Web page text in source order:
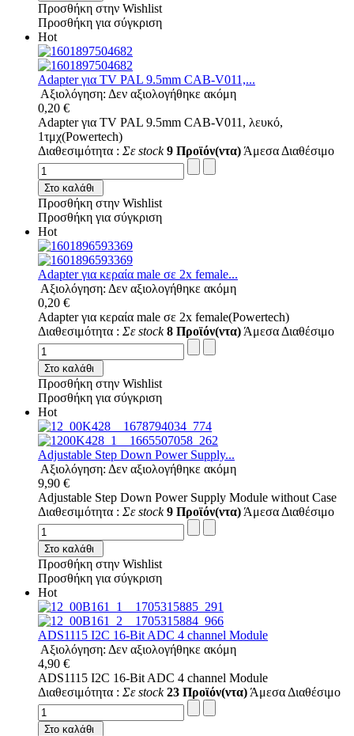
Προσθήκη στην Wishlist
Προσθήκη για σύγκριση
Hot
Adapter για TV PAL 9.5mm CAB-V011,...
Αξιολόγηση: Δεν αξιολογήθηκε ακόμη
0,20 €
Adapter για TV PAL 9.5mm CAB-V011, λευκό,
1τμχ(Powertech)
Διαθεσιμότητα : Σε stock 9 Προϊόν(ντα) Άμεσα Διαθέσιμο
Στο καλάθι
Προσθήκη στην Wishlist
Προσθήκη για σύγκριση
Hot
Adapter για κεραία male σε 2x female...
Αξιολόγηση: Δεν αξιολογήθηκε ακόμη
0,20 €
Adapter για κεραία male σε 2x female(Powertech)
Διαθεσιμότητα : Σε stock 8 Προϊόν(ντα) Άμεσα Διαθέσιμο
Στο καλάθι
Προσθήκη στην Wishlist
Προσθήκη για σύγκριση
Hot
Adjustable Step Down Power Supply...
Αξιολόγηση: Δεν αξιολογήθηκε ακόμη
9,90 €
Adjustable Step Down Power Supply Module without Case
Διαθεσιμότητα : Σε stock 9 Προϊόν(ντα) Άμεσα Διαθέσιμο
Στο καλάθι
Προσθήκη στην Wishlist
Προσθήκη για σύγκριση
Hot
ADS1115 I2C 16-Bit ADC 4 channel Module
Αξιολόγηση: Δεν αξιολογήθηκε ακόμη
4,90 €
ADS1115 I2C 16-Bit ADC 4 channel Module
Διαθεσιμότητα : Σε stock 23 Προϊόν(ντα) Άμεσα Διαθέσιμο
Στο καλάθι